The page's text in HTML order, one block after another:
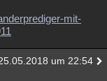
mit-
um 22:54